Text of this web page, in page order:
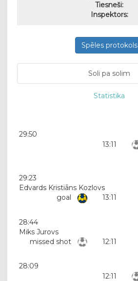
Tiesneši:
Inspektors:
Spēles protokols
Soli pa solim
Statistika
29:50
13:11
29:23
Edvards Kristiāns Kozlovs
goal
13:11
28:44
Miks Jurovs
missed shot
12:11
28:09
12:11